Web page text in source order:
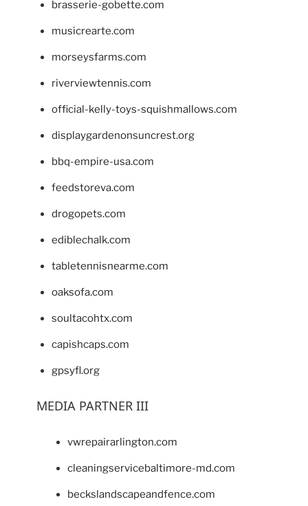
brasserie-gobette.com
musicrearte.com
morseysfarms.com
riverviewtennis.com
official-kelly-toys-squishmallows.com
displaygardenonsuncrest.org
bbq-empire-usa.com
feedstoreva.com
drogopets.com
ediblechalk.com
tabletennisnearme.com
oaksofa.com
soultacohtx.com
capishcaps.com
gpsyfl.org
MEDIA PARTNER III
vwrepairarlington.com
cleaningservicebaltimore-md.com
beckslandscapeandfence.com